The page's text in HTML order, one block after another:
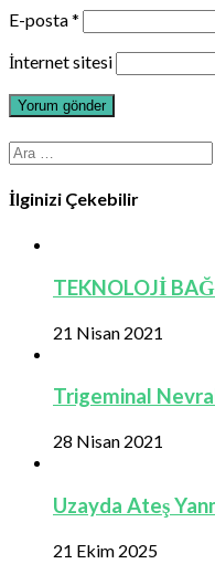
E-posta*
İnternet sitesi
Arama:
İlginizi Çekebilir
TEKNOLOJİ
21 Nisan 2021
Trigeminal
28 Nisan 2021
Uzayda Ateş
21 Ekim 2025